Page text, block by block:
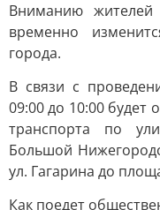
Вниманию
временно
города.
В связи с
09:00 до 10:00 будет
транспорта по
Большой
ул. Гагарина до
Как поедет